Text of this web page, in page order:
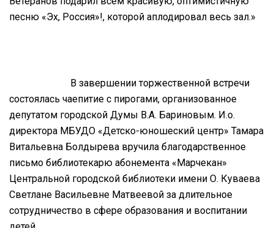
песню «Эх, Россия»!, которой аплодировал весь зал.»
В завершении торжественной встречи
состоялась чаепитие с пирогами, организованное
депутатом городской Думы В.А. Бариновым. И.о.
директора МБУДО «Детско-юношеский центр» Тамара
Витальевна Болдырева вручила благодарственное
письмо библиотекарю абонемента «Марчекан»
Центральной городской библиотеки имени О. Куваева
Светлане Васильевне Матвеевой за длительное
сотрудничество в сфере образования и воспитании